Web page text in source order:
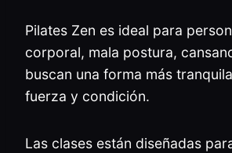
Pilates Zen es ideal para
corporal, mala postura,
buscan una forma más
fuerza y condición.
Las clases están diseñadas